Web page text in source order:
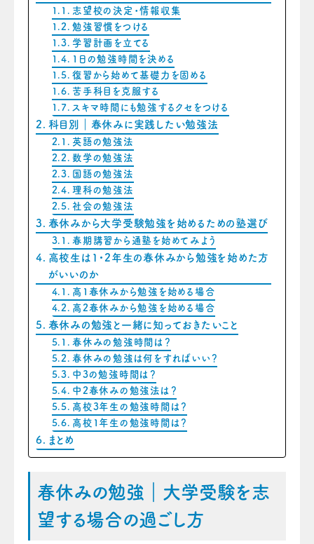
志望校の決定・情報収集
勉強習慣をつける
学習計画を立てる
1日の勉強時間を決める
復習から始めて基礎力を固める
苦手科目を克服する
スキマ時間にも勉強するクセをつける
科目別｜春休みに実践したい勉強法
英語の勉強法
数学の勉強法
国語の勉強法
理科の勉強法
社会の勉強法
春休みから大学受験勉強を始めるための塾選び
春期講習から通塾を始めてみよう
高校生は1・2年生の春休みから勉強を始めた方
がいいのか
高1春休みから勉強を始める場合
高2春休みから勉強を始める場合
春休みの勉強と一緒に知っておきたいこと
春休みの勉強時間は？
春休みの勉強は何をすればいい？
中3の勉強時間は？
中2春休みの勉強法は？
高校3年生の勉強時間は？
高校1年生の勉強時間は？
まとめ
春休みの勉強｜大学受験を志
望する場合の過ごし方